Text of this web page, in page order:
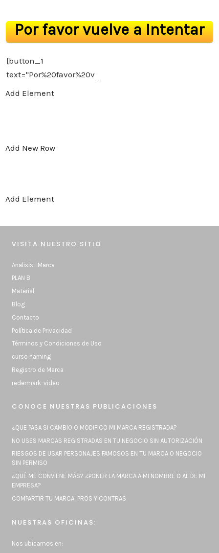
Por favor vuelve a Intentar
Add Element
Add New Row
Add Element
VISITA NUESTRO SITIO
Analisis_Marca
PLAN B
Material
Blog
Contacto
Política de Privacidad
Términos y Condiciones de Uso
curso naming
Registro de Marca
redermark-video
CONOCE NUESTRAS PUBLICACIONES
¿QUE PASA SI CAMBIO O MODIFICO MI MARCA REGISTRADA?
NO USES MARCAS REGISTRADAS EN TU NEGOCIO SIN AUTORIZACIÓN
RIESGOS DE USAR PERSONAJES FAMOSOS EN TU MARCA O NEGOCIO
SIN PERMISO
¿QUÉ ME CONVIENE MÁS? ¿PONER LA MARCA A MI NOMBRE O AL DE MI
EMPRESA?
COMPARTIR TU MARCA: PROS Y CONTRAS
NUESTRAS OFICINAS:
Nos ubicamos en: